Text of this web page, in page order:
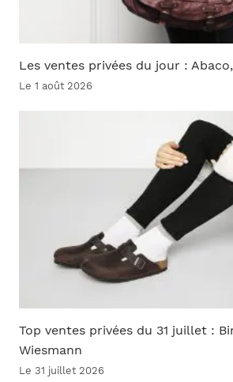
Les ventes privées du jour :
Le 1 août 2026
Top ventes privées du 31 juillet :
Wiesmann
Le 31 juillet 2026